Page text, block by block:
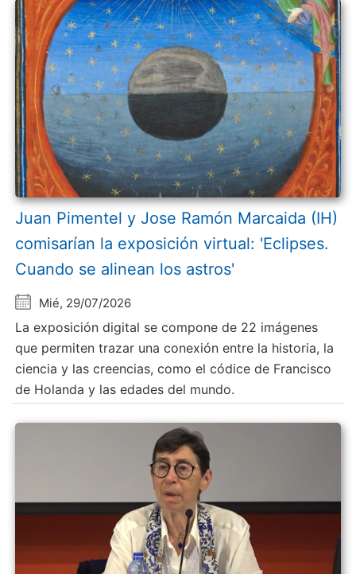
Juan Pimentel y Jose Ramón Marcaida (IH)
comisarían la exposición virtual: 'Eclipses.
Cuando se alinean los astros'
Mié, 29/07/2026
La exposición digital se compone de 22 imágenes
que permiten trazar una conexión entre la historia, la
ciencia y las creencias, como el códice de Francisco
de Holanda y las edades del mundo.